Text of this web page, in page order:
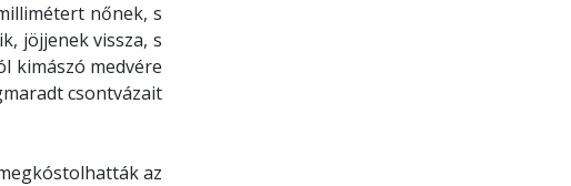
nőnek, s
jöjjenek vissza, s
kimászó medvére
csontvázait
az